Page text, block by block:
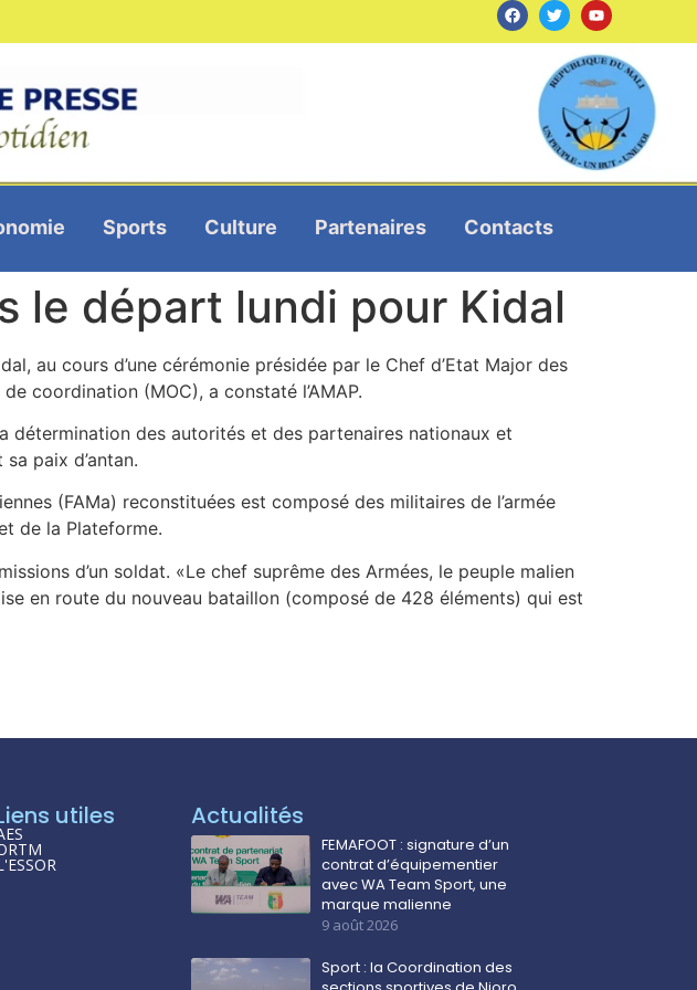
Sports Culture Partenaires Contacts
le départ lundi pour Kidal
au cours d’une cérémonie présidée par le Chef d’Etat Major des
coordination (MOC), a constaté l’AMAP.
détermination des autorités et des partenaires nationaux et
paix d’antan.
(FAMa) reconstituées est composé des militaires de l’armée
de la Plateforme.
d’un soldat. «Le chef suprême des Armées, le peuple malien
en route du nouveau bataillon (composé de 428 éléments) qui est
utiles Actualités
FEMAFOOT : signature d’un
contrat d’équipementier
avec WA Team Sport, une
marque malienne
9 août 2026
Sport : la Coordination des